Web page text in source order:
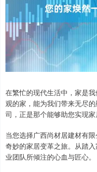
在繁忙的现代生活中，家是
观的家，能为我们带来无尽
司，正是那个能够助您实现
当您选择广西尚材居建材有
奇妙的家居变革之旅。从踏
业团队所倾注的心血与匠心。